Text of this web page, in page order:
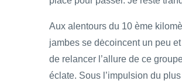
Aux alentours du 10 ème
jambes se dėcoincent un peu
de relancer l’allure de ce
éclate. Sous l’impulsion du